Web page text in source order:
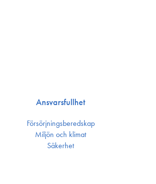
Ansvarsfullhet
Försörjnings­beredskap
Miljön och klimat
Säkerhet